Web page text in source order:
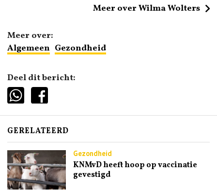
Meer over Wilma Wolters
Meer over:
Algemeen Gezondheid
Deel dit bericht:
GERELATEERD
Gezondheid
KNMvD heeft hoop op vaccinatie
gevestigd